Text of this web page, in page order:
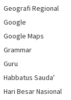
Geografi Regional
Google
Google Maps
Grammar
Guru
Habbatus Sauda'
Hari Besar Nasional